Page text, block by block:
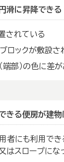
滑に昇降できる
されている
ロックが敷設さ
端部）の色に差
きる便房が建物
者にも利用でき
はスロープにな